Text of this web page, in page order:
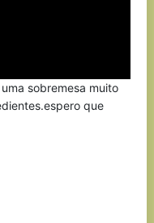
sobremesa muito
que